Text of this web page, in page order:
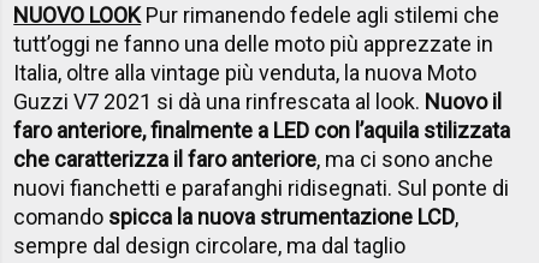
NUOVO LOOKPur rimanendo fedele agli stilemi che
tutt’oggi ne fanno una delle moto più apprezzate in
Italia, oltre alla vintage più venduta, la nuova Moto
Guzzi V7 2021 si dà una rinfrescata al look. Nuovo il
faro anteriore, finalmente a LED con l’aquila stilizzata
che caratterizza il faro anteriore, ma ci sono anche
nuovi fianchetti e parafanghi ridisegnati. Sul ponte di
comando spicca la nuova strumentazione LCD,
sempre dal design circolare, ma dal taglio